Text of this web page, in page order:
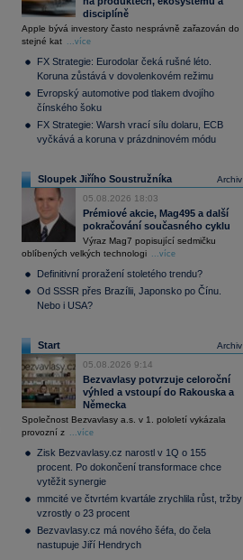
disciplíně
Apple bývá investory často nesprávně zařazován do
stejné kat
...více
FX Strategie: Eurodolar čeká rušné léto.
Koruna zůstává v dovolenkovém režimu
Evropský automotive pod tlakem dvojího
čínského šoku
FX Strategie: Warsh vrací sílu dolaru, ECB
vyčkává a koruna v prázdninovém módu
Archiv
Sloupek Jiřího Soustružníka
05.08.2026 18:03
Prémiové akcie, Mag495 a další
pokračování současného cyklu
Výraz Mag7 popisující sedmičku
oblíbených velkých technologi
...více
Definitivní proražení stoletého trendu?
Od SSSR přes Brazílii, Japonsko po Čínu.
Nebo i USA?
Archiv
Start
05.08.2026 9:14
Bezvavlasy potvrzuje celoroční
výhled a vstoupí do Rakouska a
Německa
Společnost Bezvavlasy a.s. v 1. pololetí vykázala
provozní z
...více
Zisk Bezvavlasy.cz narostl v 1Q o 155
procent. Po dokončení transformace chce
vytěžit synergie
mmcité ve čtvrtém kvartále zrychlila růst, tržby
vzrostly o 23 procent
Bezvavlasy.cz má nového šéfa, do čela
nastupuje Jiří Hendrych